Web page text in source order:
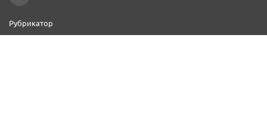
Рубрикатор